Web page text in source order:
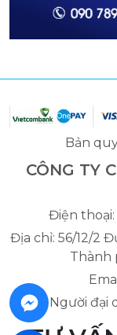
Bản
CÔNG TY
Điện thoại:
Địa chỉ: 56/12/2
Thành
Người đại